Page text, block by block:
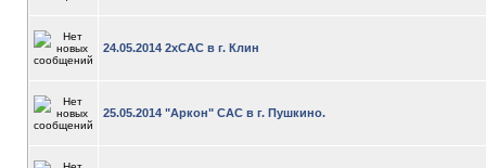
24.05.2014 2хСАС в г. Клин
25.05.2014 "Аркон" САС в г. Пушкино.